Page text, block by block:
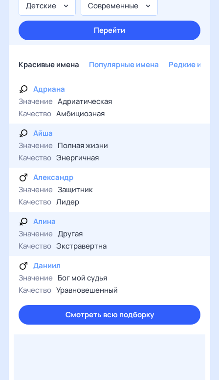
Детские Современные
Перейти
Красивые имена Популярные имена Редкие
Адриана
Значение Адриатическая
Качество Амбициозная
Айша
Значение Полная жизни
Качество Энергичная
Александр
Значение Защитник
Качество Лидер
Алина
Значение Другая
Качество Экстравертна
Даниил
Значение Бог мой судья
Качество Уравновешенный
Смотреть всю подборку